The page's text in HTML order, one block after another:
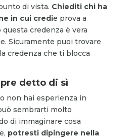
di vista. Chiediti chi ha
in cui credie prova a
credenza è vera
Sicuramente puoi trovare
credenza che ti blocca
detto di sì
non hai esperienza in
sembrarti molto
di immaginare cosa
potresti dipingere nella